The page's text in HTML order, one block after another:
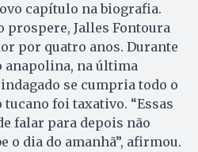
capítulo na biografia.
prospere, Jalles Fontoura
por quatro anos. Durante
anapolina, na última
se cumpria todo o
tucano foi taxativo. “Essas
falar para depois não
o dia do amanhã”, afirmou.